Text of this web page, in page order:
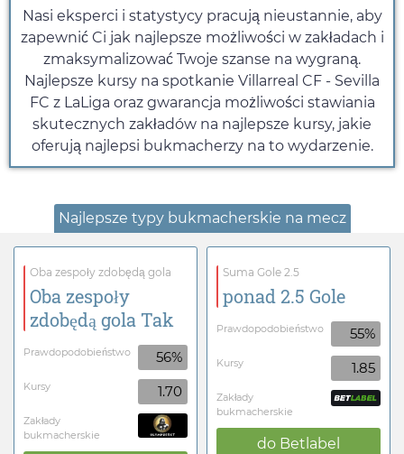
Nasi eksperci i statystycy pracują nieustannie, aby
zapewnić Ci jak najlepsze możliwości w zakładach i
zmaksymalizować Twoje szanse na wygraną.
Najlepsze kursy na spotkanie Villarreal CF - Sevilla
FC z LaLiga oraz gwarancja możliwości stawiania
skutecznych zakładów na najlepsze kursy, jakie
oferują najlepsi bukmacherzy na to wydarzenie.
Najlepsze typy bukmacherskie na mecz
Oba zespoły zdobędą gola
Oba zespoły
zdobędą gola Tak
Prawdopodobieństwo 56%
Kursy 1.70
Zakłady
bukmacherskie
Suma Gole 2.5
ponad 2.5 Gole
Prawdopodobieństwo 55%
Kursy 1.85
Zakłady
bukmacherskie
do Betlabel